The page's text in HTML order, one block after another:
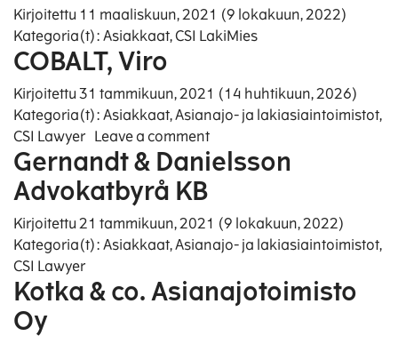
Kirjoitettu 11 maaliskuun, 2021 (9 lokakuun, 2022)
Kategoria(t):Asiakkaat,CSI LakiMies
COBALT, Viro
Kirjoitettu31 tammikuun, 2021 (14 huhtikuun, 2026)
Kategoria(t):Asiakkaat,Asianajo- ja lakiasiaintoimistot,
CSI Lawyer Leave a commenton COBALT, Viro
Gernandt & Danielsson
Advokatbyrå KB
Kirjoitettu21 tammikuun, 2021 (9 lokakuun, 2022)
Kategoria(t):Asiakkaat,Asianajo- ja lakiasiaintoimistot,
CSI Lawyer
Kotka & co. Asianajotoimisto
Oy